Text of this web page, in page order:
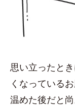
思い立ったと
くなっている
温めた後だと